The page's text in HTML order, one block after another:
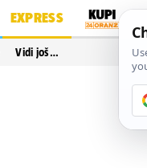
EXPRESS
Vidi još…